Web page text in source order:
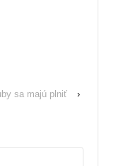
sa majú plniť ›